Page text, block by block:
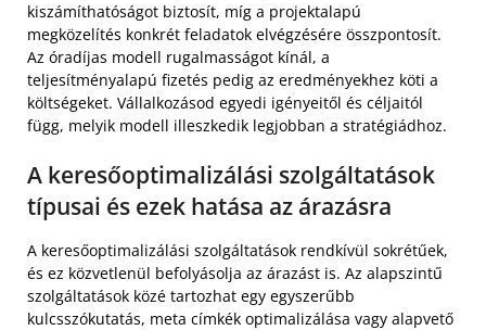
kiszámíthatóságot biztosít, míg a projektalapú
megközelítés konkrét feladatok elvégzésére összpontosít.
Az óradíjas modell rugalmasságot kínál, a
teljesítményalapú fizetés pedig az eredményekhez köti a
költségeket. Vállalkozásod egyedi igényeitől és céljaitól
függ, melyik modell illeszkedik legjobban a stratégiádhoz.
A keresőoptimalizálási szolgáltatások
típusai és ezek hatása az árazásra
A keresőoptimalizálási szolgáltatások rendkívül sokrétűek,
és ez közvetlenül befolyásolja az árazást is. Az alapszintű
szolgáltatások közé tartozhat egy egyszerűbb
kulcsszókutatás, meta címkék optimalizálása vagy alapvető